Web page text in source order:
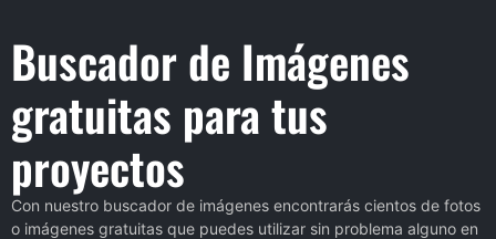
Buscador de Imágenes
gratuitas para tus
proyectos
Con nuestro buscador de imágenes encontrarás cientos de fotos
o imágenes gratuitas que puedes utilizar sin problema alguno en